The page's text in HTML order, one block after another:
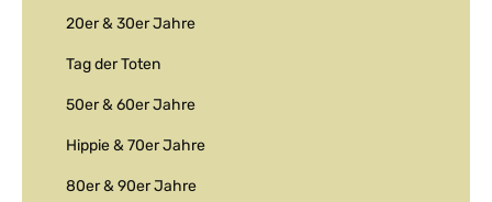
20er & 30er Jahre
Tag der Toten
50er & 60er Jahre
Hippie & 70er Jahre
80er & 90er Jahre